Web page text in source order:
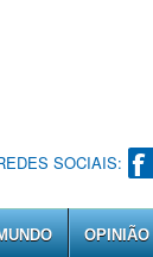
SOCIAIS:
OPINIÃO